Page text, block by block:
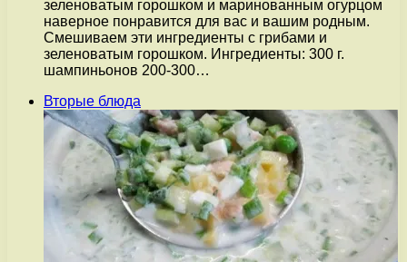
зеленоватым горошком и маринованным огурцом
наверное понравится для вас и вашим родным.
Смешиваем эти ингредиенты с грибами и
зеленоватым горошком. Ингредиенты: 300 г.
шампиньонов 200-300…
Вторые блюда